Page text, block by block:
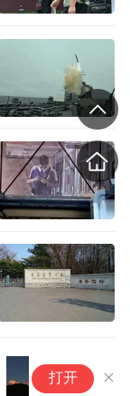
师弟道通禅
史便由此发
安立在庙外
，也是马祖
而悟道，常
至如今笑不
案：洪州水
是西来的的
打开